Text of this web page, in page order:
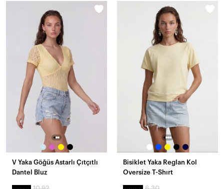
V Yaka Göğüs Astarlı Çıtçıtlı
Dantel Bluz
Bisiklet Yaka Reglan Kol
Oversize T-Shırt